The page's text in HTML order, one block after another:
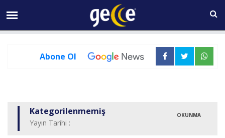
06 AĞUSTOS Perşembe 05:25
Abone Ol
Kategorilenmemiş
Yayın Tarihi :
OKUNMA